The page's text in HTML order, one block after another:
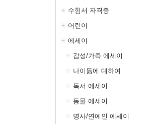
수험서 자격증
어린이
에세이
감성/가족 에세이
나이듦에 대하여
독서 에세이
동물 에세이
명사/연예인 에세이